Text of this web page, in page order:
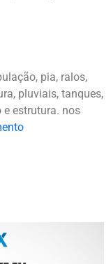
pia, ralos,
pluviais, tanques,
estrutura. nos